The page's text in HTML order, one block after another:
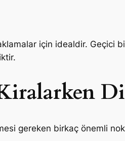
için idealdir. Geçici
gereken birkaç önemli